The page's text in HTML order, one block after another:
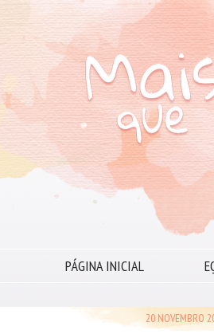
PÁGINA INICIAL
20 NOVEMBRO